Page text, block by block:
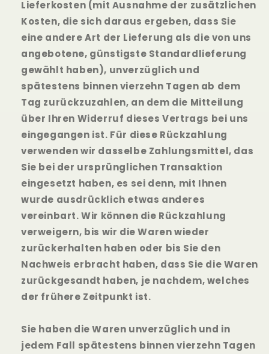
Lieferkosten (mit Ausnahme der zusätzlichen
Kosten, die sich daraus ergeben, dass Sie
eine andere Art der Lieferung als die von uns
angebotene, günstigste Standardlieferung
gewählt haben), unverzüglich und
spätestens binnen vierzehn Tagen ab dem
Tag zurückzuzahlen, an dem die Mitteilung
über Ihren Widerruf dieses Vertrags bei uns
eingegangen ist. Für diese Rückzahlung
verwenden wir dasselbe Zahlungsmittel, das
Sie bei der ursprünglichen Transaktion
eingesetzt haben, es sei denn, mit Ihnen
wurde ausdrücklich etwas anderes
vereinbart. Wir können die Rückzahlung
verweigern, bis wir die Waren wieder
zurückerhalten haben oder bis Sie den
Nachweis erbracht haben, dass Sie die Waren
zurückgesandt haben, je nachdem, welches
der frühere Zeitpunkt ist.
Sie haben die Waren unverzüglich und in
jedem Fall spätestens binnen vierzehn Tagen